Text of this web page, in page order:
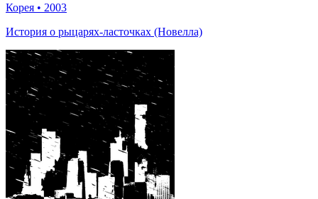
Корея • 2003
История о рыцарях-ласточках (Новелла)